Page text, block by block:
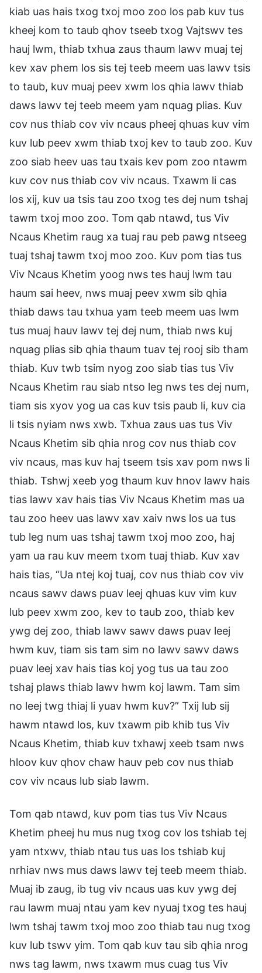
kiab uas hais txog txoj moo zoo los pab kuv tus
kheej kom to taub qhov tseeb txog Vajtswv tes
hauj lwm, thiab txhua zaus thaum lawv muaj tej
kev xav phem los sis tej teeb meem uas lawv tsis
to taub, kuv muaj peev xwm los qhia lawv thiab
daws lawv tej teeb meem yam nquag plias. Kuv
cov nus thiab cov viv ncaus pheej qhuas kuv vim
kuv lub peev xwm thiab txoj kev to taub zoo. Kuv
zoo siab heev uas tau txais kev pom zoo ntawm
kuv cov nus thiab cov viv ncaus. Txawm li cas
los xij, kuv ua tsis tau zoo txog tes dej num tshaj
tawm txoj moo zoo. Tom qab ntawd, tus Viv
Ncaus Khetim raug xa tuaj rau peb pawg ntseeg
tuaj tshaj tawm txoj moo zoo. Kuv pom tias tus
Viv Ncaus Khetim yoog nws tes hauj lwm tau
haum sai heev, nws muaj peev xwm sib qhia
thiab daws tau txhua yam teeb meem uas lwm
tus muaj hauv lawv tej dej num, thiab nws kuj
nquag plias sib qhia thaum tuav tej rooj sib tham
thiab. Kuv twb tsim nyog zoo siab tias tus Viv
Ncaus Khetim rau siab ntso leg nws tes dej num,
tiam sis xyov yog ua cas kuv tsis paub li, kuv cia
li tsis nyiam nws xwb. Txhua zaus uas tus Viv
Ncaus Khetim sib qhia nrog cov nus thiab cov
viv ncaus, mas kuv haj tseem tsis xav pom nws li
thiab. Tshwj xeeb yog thaum kuv hnov lawv hais
tias lawv xav hais tias Viv Ncaus Khetim mas ua
tau zoo heev uas lawv xav xaiv nws los ua tus
tub leg num uas tshaj tawm txoj moo zoo, haj
yam ua rau kuv meem txom tuaj thiab. Kuv xav
hais tias, “Ua ntej koj tuaj, cov nus thiab cov viv
ncaus sawv daws puav leej qhuas kuv vim kuv
lub peev xwm zoo, kev to taub zoo, thiab kev
ywg dej zoo, thiab lawv sawv daws puav leej
hwm kuv, tiam sis tam sim no lawv sawv daws
puav leej xav hais tias koj yog tus ua tau zoo
tshaj plaws thiab lawv hwm koj lawm. Tam sim
no leej twg thiaj li yuav hwm kuv?” Txij lub sij
hawm ntawd los, kuv txawm pib khib tus Viv
Ncaus Khetim, thiab kuv txhawj xeeb tsam nws
hloov kuv qhov chaw hauv peb cov nus thiab
cov viv ncaus lub siab lawm.
Tom qab ntawd, kuv pom tias tus Viv Ncaus
Khetim pheej hu mus nug txog cov los tshiab tej
yam ntxwv, thiab ntau tus uas los tshiab kuj
nrhiav nws mus daws lawv tej teeb meem thiab.
Muaj ib zaug, ib tug viv ncaus uas kuv ywg dej
rau lawm muaj ntau yam kev nyuaj txog tes hauj
lwm tshaj tawm txoj moo zoo thiab tau nug txog
kuv lub tswv yim. Tom qab kuv tau sib qhia nrog
nws tag lawm, nws txawm mus cuag tus Viv